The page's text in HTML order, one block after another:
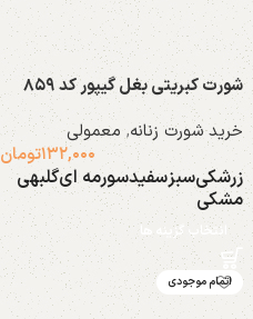
شورت کبریتی بغل گیپور کد ۸۵۹
خرید شورت زنانه,معمولی
۱۳۲,۰۰۰تومان
زرشکیسبزسفیدسورمه ایگلبهی
مشکی
انتخاب گزینه ها
اتمام موجودی